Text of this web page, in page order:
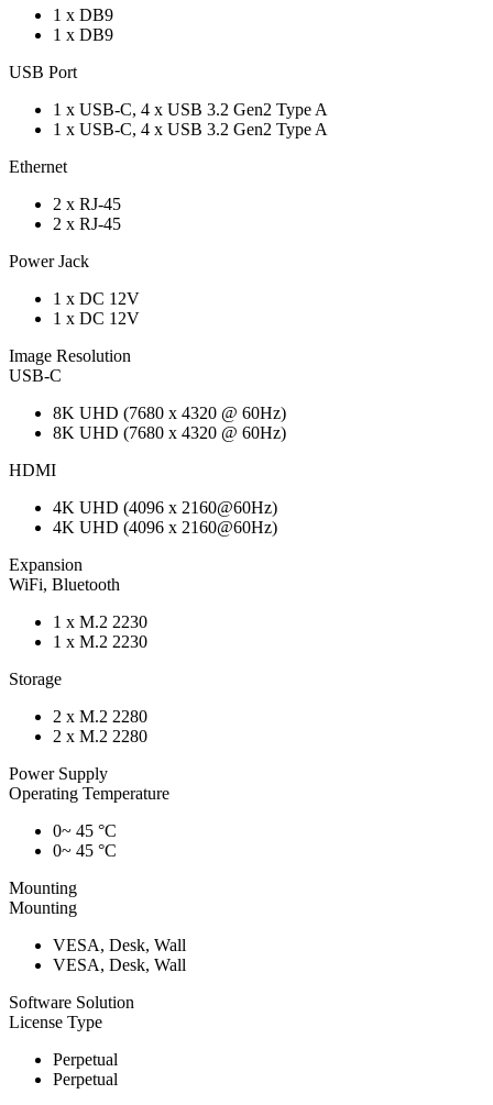
1 x DB9
1 x DB9
USB Port
1 x USB-C, 4 x USB 3.2 Gen2 Type A
1 x USB-C, 4 x USB 3.2 Gen2 Type A
Ethernet
2 x RJ-45
2 x RJ-45
Power Jack
1 x DC 12V
1 x DC 12V
Image Resolution
USB-C
8K UHD (7680 x 4320 @ 60Hz)
8K UHD (7680 x 4320 @ 60Hz)
HDMI
4K UHD (4096 x 2160@60Hz)
4K UHD (4096 x 2160@60Hz)
Expansion
WiFi, Bluetooth
1 x M.2 2230
1 x M.2 2230
Storage
2 x M.2 2280
2 x M.2 2280
Power Supply
Operating Temperature
0~ 45 °C
0~ 45 °C
Mounting
Mounting
VESA, Desk, Wall
VESA, Desk, Wall
Software Solution
License Type
Perpetual
Perpetual